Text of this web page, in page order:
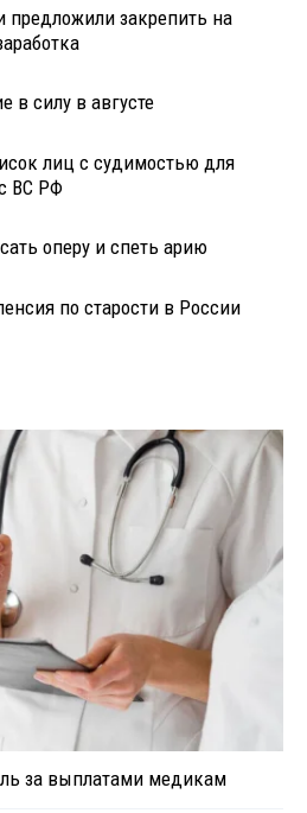
предложили закрепить на
в силу в августе
лиц с судимостью для
ВС РФ
оперу и спеть арию
по старости в России
за выплатами медикам